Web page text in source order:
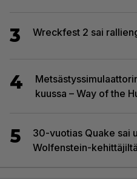
3 Wreckfest 2 sai
4
kuussa – Way of the
5
30-vuotias Quake sai
Wolfenstein-kehittäjiltä